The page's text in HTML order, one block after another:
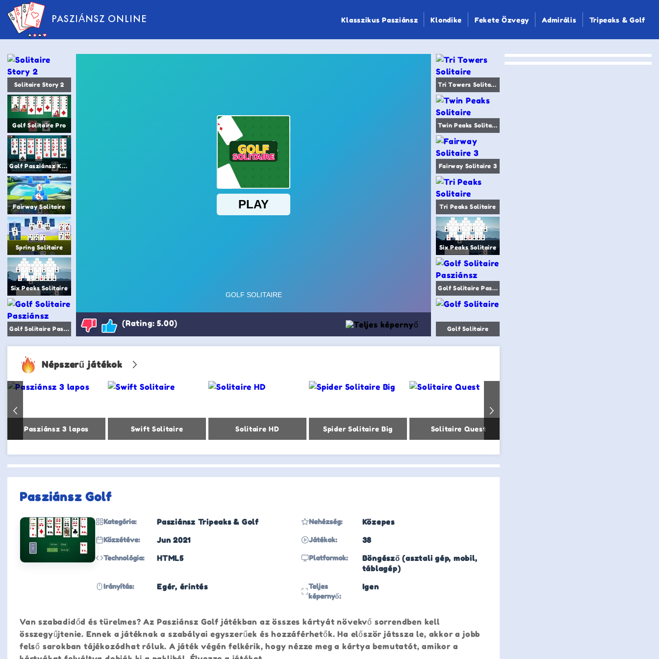
PASZIÁNSZ ONLINE Klasszikus Pasziánsz Klondike Fekete Özvegy Admirális Tripeaks & Golf
Solitaire Story 2
Golf Solitaire Pro
Golf Pasziánsz Kártyajáték
Fairway Solitaire
Spring Solitaire
Six Peaks Solitaire
Golf Solitaire Pasziánsz
(Rating: 5.00)
Tri Towers Solitaire
Twin Peaks Solitaire
Fairway Solitaire 3
Tri Peaks Solitaire
Six Peaks Solitaire
Golf Solitaire Pasziánsz
Golf Solitaire
Népszerű játékok
Pasziánsz 3 lapos Swift Solitaire Solitaire HD Spider Solitaire Big Solitaire Quest
Pasziánsz Golf
Kategória: Pasziánsz Tripeaks & Golf Nehézség: Közepes
Közzétéve: Jun 2021 Játékok: 38
Technológia: HTML5 Platformok:
Böngésző (asztali gép, mobil,
táblagép)
Irányítás: Egér, érintés
Teljes
képernyő:
Igen
Van szabadidőd és türelmes? Az Pasziánsz Golf játékban az összes kártyát növekvő sorrendben kell
összegyűjtenie. Ennek a játéknak a szabályai egyszerűek és hozzáférhetők. Ha először játssza le, akkor a jobb
felső sarokban tájékozódhat róluk. A játék végén felkérik, hogy nézze meg a kártya bemutatót, amikor a